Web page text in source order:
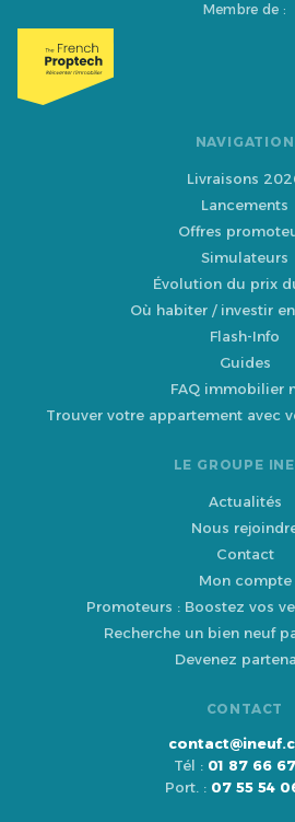
Membre de :
NAVIGATION
Livraisons
Lancements
Offres
Simulateurs
Évolution du prix
Où habiter / investir
Flash-Info
Guides
FAQ immobilier
Trouver votre appartement avec
LE GROUPE
Actualités
Nous
Contact
Mon compte
Promoteurs : Boostez vos
Recherche un bien neuf
Devenez
CONTACT
Tél : 01 87 66
Port. : 07 55 54